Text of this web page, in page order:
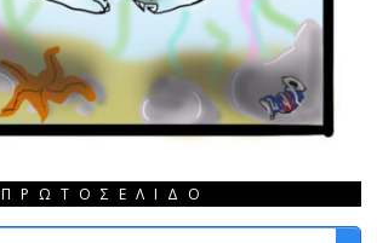
ΠΡΩΤΟΣΈΛΙΔΟ